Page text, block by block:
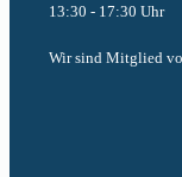
13:30 - 17:30 Uhr
Wir sind Mitglied